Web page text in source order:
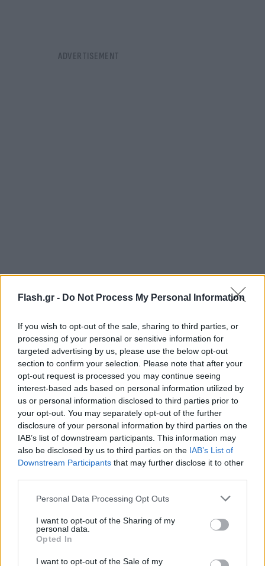
Flash.gr - Do Not Process My Personal Information
If you wish to opt-out of the sale, sharing to third parties, or
processing of your personal or sensitive information for
targeted advertising by us, please use the below opt-out
section to confirm your selection. Please note that after your
opt-out request is processed you may continue seeing
interest-based ads based on personal information utilized by
us or personal information disclosed to third parties prior to
your opt-out. You may separately opt-out of the further
disclosure of your personal information by third parties on the
IAB’s list of downstream participants. This information may
also be disclosed by us to third parties on the IAB’s List of
Downstream Participants that may further disclose it to other
Please note that this website/app uses one or more Google
not limited to your visit or usage behaviour. You may click to
grant or deny consent to Google and its third-party tags to
use your data for below specified purposes in below Google
consent section.
Personal Data Processing Opt Outs
I want to opt-out of the Sharing of my
personal data.
Opted In
I want to opt-out of the Sale of my
FLASH FOCUS